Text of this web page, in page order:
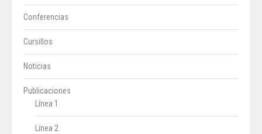
Conferencias
Cursillos
Noticias
Publicaciones
Línea 1
Línea 2